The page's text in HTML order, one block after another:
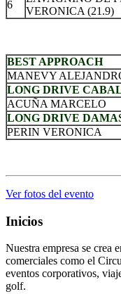
6
VERONICA (21.9)
BEST APPROACH
MANEVY
LONG DRIVE
ACUÑA MARCELO
LONG DRIVE
PERIN VERONICA
Ver fotos del evento
Inicios
Nuestra empresa se crea
comerciales como el
eventos corporativos,
golf.